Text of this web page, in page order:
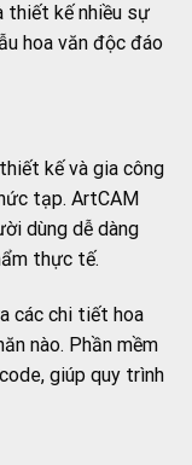
thiết kế nhiều sự
hoa văn độc đáo
kế và gia công
tạp. ArtCAM
dùng dễ dàng
thực tế.
các chi tiết hoa
nào. Phần mềm
giúp quy trình